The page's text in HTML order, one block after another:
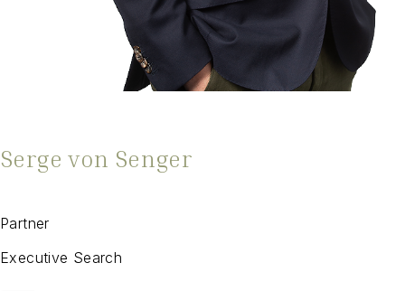
Serge von Senger
Partner
Executive Search